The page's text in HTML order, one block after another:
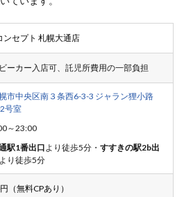
ンセプト 札幌大通店
ーカー入店可、託児所費用の一部負担
市中央区南３条西6-3-3 ジャラン狸小路
号室
～23:00
駅1番出口 より徒歩5分・ すすきの駅2b出
より徒歩5分
（無料CPあり）